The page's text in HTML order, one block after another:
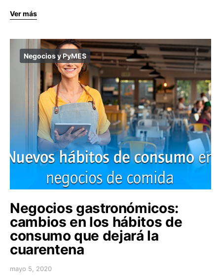
Ver más
Negocios y PyMES
Negocios gastronómicos:
cambios en los hábitos de
consumo que dejará la
cuarentena
mayo 5, 2020